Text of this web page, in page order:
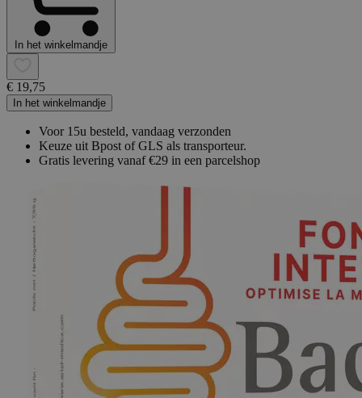
In het winkelmandje
€ 19,75
In het winkelmandje
Voor 15u besteld, vandaag verzonden
Keuze uit Bpost of GLS als transporteur.
Gratis levering vanaf €29 in een parcelshop